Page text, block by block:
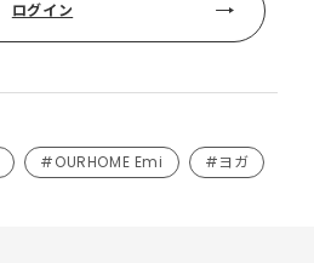
ログイン
#OURHOME Emi #ヨガ